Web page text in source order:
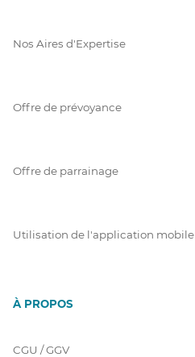
Nos Aires d'Expertise
Offre de prévoyance
Offre de parrainage
Utilisation de l'application mobile
À PROPOS
CGU / GGV